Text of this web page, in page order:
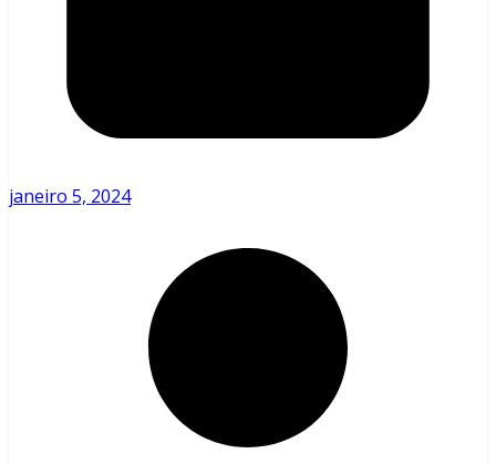
janeiro 5, 2024